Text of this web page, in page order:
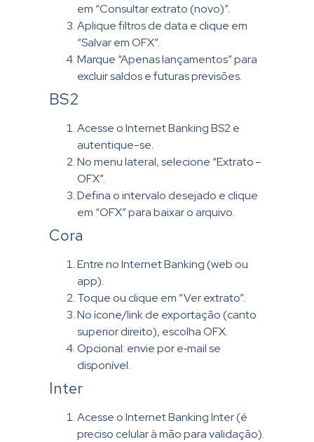
em “Consultar extrato (novo)”.
Aplique filtros de data e clique em
“Salvar em OFX”.
Marque “Apenas lançamentos” para
excluir saldos e futuras previsões.
BS2
Acesse o Internet Banking BS2 e
autentique-se.
No menu lateral, selecione “Extrato –
OFX”.
Defina o intervalo desejado e clique
em “OFX” para baixar o arquivo.
Cora
Entre no Internet Banking (web ou
app).
Toque ou clique em “Ver extrato”.
No ícone/link de exportação (canto
superior direito), escolha OFX.
Opcional: envie por e‑mail se
disponível.
Inter
Acesse o Internet Banking Inter (é
preciso celular à mão para validação).